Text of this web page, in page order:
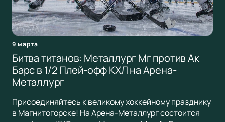
9 марта
Битва титанов: Металлург Мг против Ак
Барс в 1/2 Плей-офф КХЛ на Арена-
Металлург
Присоединяйтесь к великому хоккейному празднику
в Магнитогорске! На Арена-Металлург состоится